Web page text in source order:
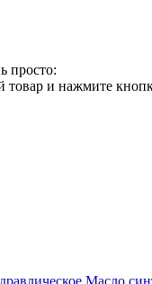
просто:
товар и нажмите
Масло